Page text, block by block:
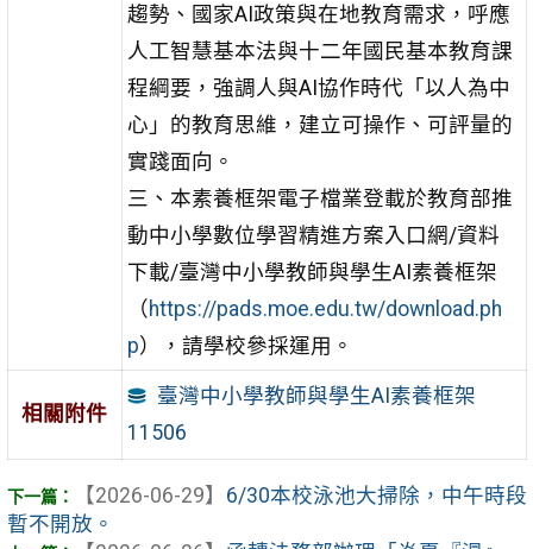
趨勢、國家AI政策與在地教育需求，呼應
人工智慧基本法與十二年國民基本教育課
程綱要，強調人與AI協作時代「以人為中
心」的教育思維，建立可操作、可評量的
實踐面向。
三、本素養框架電子檔業登載於教育部推
動中小學數位學習精進方案入口網/資料
下載/臺灣中小學教師與學生AI素養框架
（ https://pads.moe.edu.tw/download.ph
p），請學校參採運用。
相關附件
臺灣中小學教師與學生AI素養框架
11506
【2026-06-29】 6/30本校泳池大掃除，中午時段
暫不開放。